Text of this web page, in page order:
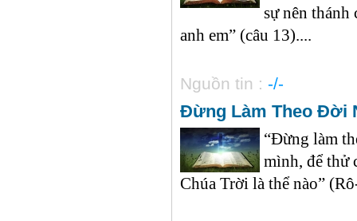
sự nên
anh em” (câu 13)....
Nguồn tin : -/-
Đừng Làm Theo Đời
“Đừng làm
mình, để thử
Chúa Trời là thể nào”